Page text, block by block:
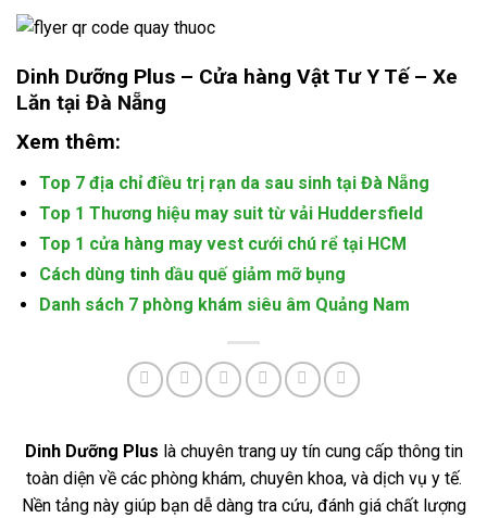
Dinh Dưỡng Plus – Cửa hàng Vật Tư Y Tế – Xe
Lăn tại Đà Nẵng
Xem thêm:
Top 7 địa chỉ điều trị rạn da sau sinh tại Đà Nẵng
Top 1 Thương hiệu may suit từ vải Huddersfield
Top 1 cửa hàng may vest cưới chú rể tại HCM
Cách dùng tinh dầu quế giảm mỡ bụng
Danh sách 7 phòng khám siêu âm Quảng Nam
Dinh Dưỡng Plus là chuyên trang uy tín cung cấp thông tin
toàn diện về các phòng khám, chuyên khoa, và dịch vụ y tế.
Nền tảng này giúp bạn dễ dàng tra cứu, đánh giá chất lượng